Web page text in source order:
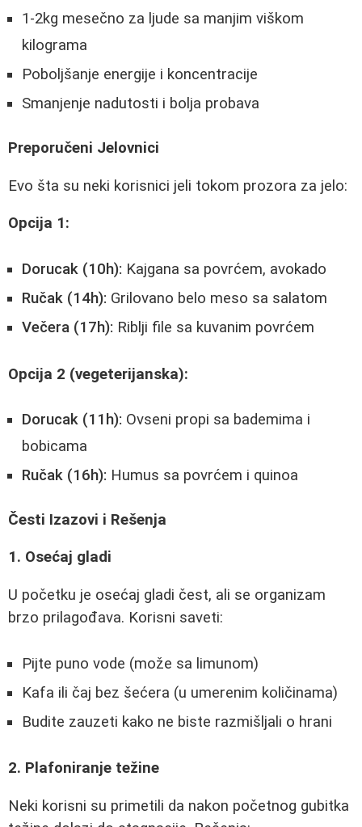
1-2kg mesečno za ljude sa manjim viškom
kilograma
Poboljšanje energije i koncentracije
Smanjenje nadutosti i bolja probava
Preporučeni Jelovnici
Evo šta su neki korisnici jeli tokom prozora za jelo:
Opcija 1:
Dorucak (10h): Kajgana sa povrćem, avokado
Ručak (14h): Grilovano belo meso sa salatom
Večera (17h): Riblji file sa kuvanim povrćem
Opcija 2 (vegeterijanska):
Dorucak (11h): Ovseni propi sa bademima i
bobicama
Ručak (16h): Humus sa povrćem i quinoa
Česti Izazovi i Rešenja
1. Osećaj gladi
U početku je osećaj gladi čest, ali se organizam
brzo prilagođava. Korisni saveti:
Pijte puno vode (može sa limunom)
Kafa ili čaj bez šećera (u umerenim količinama)
Budite zauzeti kako ne biste razmišljali o hrani
2. Plafoniranje težine
Neki korisni su primetili da nakon početnog gubitka